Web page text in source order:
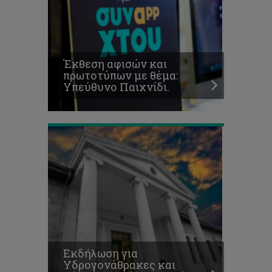
Έκθεση αφισών και
πρωτοτύπων με θέμα:
Υπεύθυνο Παιχνίδι.
Εκδήλωση
για
Υδρογονάθρακες
και
Θέματα
Δημόσιας
Υγείας
Εκδήλωση για
Υδρογονάθρακες και